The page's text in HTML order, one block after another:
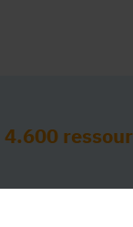
4.600